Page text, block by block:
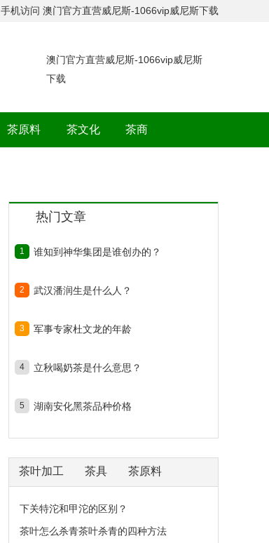
手机访问 澳门官方直营威尼斯-1066vip威尼斯下载
澳门官方直营威尼斯-1066vip威尼斯
下载
茶原料 茶文化 茶商
热门文章
1 谁知到神华集团是谁创办的？
2 武汉潘润生是什么人？
3 军事专家杜文龙的年龄
4 立秋喝奶茶是什么意思？
5 湖南安化黑茶品种价格
茶叶加工 茶具 茶原料
下关特沱和甲沱的区别？
茶叶怎么杀青茶叶杀青的四种方法